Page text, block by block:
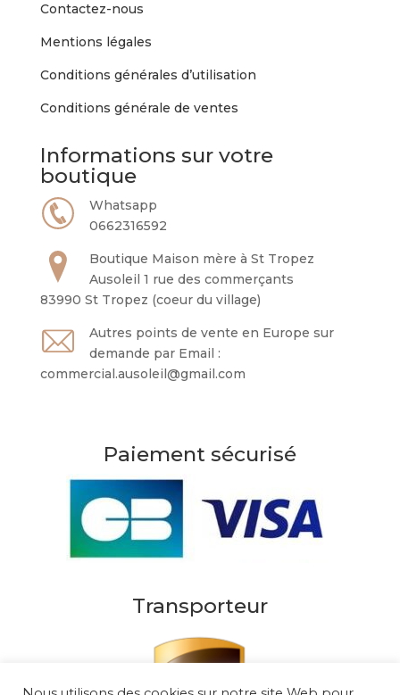
Contactez-nous
Mentions légales
Conditions générales d’utilisation
Conditions générale de ventes
Informations sur votre
boutique
Whatsapp
0662316592
Boutique Maison mère à St Tropez
Ausoleil 1 rue des commerçants
83990 St Tropez (coeur du village)
Autres points de vente en Europe sur
demande par Email :
commercial.ausoleil@gmail.com
Paiement sécurisé
Transporteur